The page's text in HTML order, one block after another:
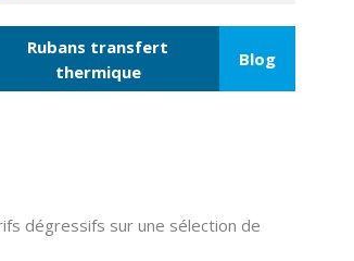
Rubans transfert
thermique
Blog
dégressifs sur une sélection de